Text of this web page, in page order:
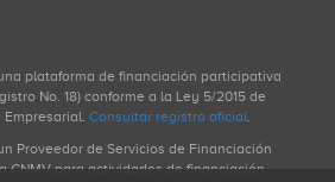
plataforma de financiación participativa
No. 18) conforme a la Ley 5/2015 de
Consultar registro oficial.
Proveedor de Servicios de Financiación
CNMV para actividades de financiación